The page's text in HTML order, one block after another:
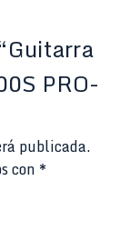
PRO-
publicada.
con *